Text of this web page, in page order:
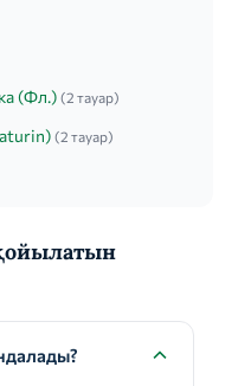
(Фл.) (2 тауар)
(2 тауар)